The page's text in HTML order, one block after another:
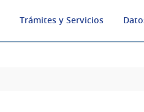
Trámites y Servicios